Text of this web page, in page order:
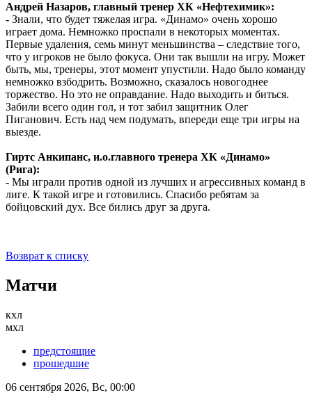
Андрей Назаров, главный тренер ХК «Нефтехимик»:
- Знали, что будет тяжелая игра. «Динамо» очень хорошо
играет дома. Немножко проспали в некоторых моментах.
Первые удаления, семь минут меньшинства – следствие того,
что у игроков не было фокуса. Они так вышли на игру. Может
быть, мы, тренеры, этот момент упустили. Надо было команду
немножко взбодрить. Возможно, сказалось новогоднее
торжество. Но это не оправдание. Надо выходить и биться.
Забили всего один гол, и тот забил защитник Олег
Пиганович. Есть над чем подумать, впереди еще три игры на
выезде.
Гиртс Анкипанс, и.о.главного тренера ХК «Динамо»
(Рига):
- Мы играли против одной из лучших и агрессивных команд в
лиге. К такой игре и готовились. Спасибо ребятам за
бойцовский дух. Все бились друг за друга.
Возврат к списку
Матчи
кхл
мхл
предстоящие
прошедшие
06 сентября 2026, Вс, 00:00